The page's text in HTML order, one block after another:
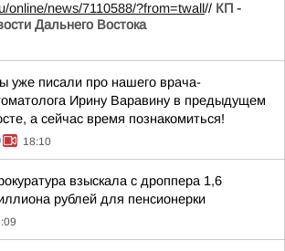
online/news/7110588/?from=twall// КП -
Дальнего Востока
уже писали про нашего врача-
Ирину Варавину в предыдущем
а сейчас время познакомиться!
18:10
взыскала с дроппера 1,6
рублей для пенсионерки